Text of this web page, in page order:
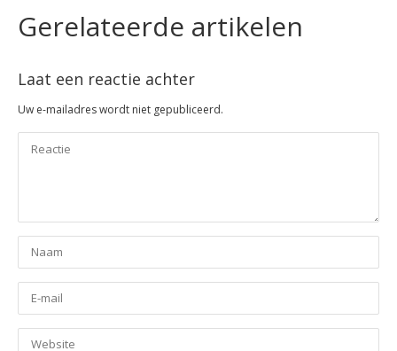
Gerelateerde artikelen
Laat een reactie achter
Uw e-mailadres wordt niet gepubliceerd.